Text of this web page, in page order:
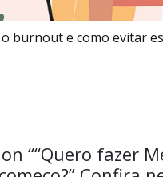
burnout e como evitar
““Quero fazer